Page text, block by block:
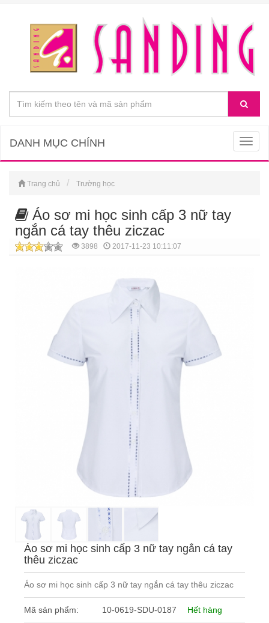
DANH MỤC CHÍNH
Trang chủ Trường học
Áo sơ mi học sinh cấp 3 nữ tay
ngắn cá tay thêu ziczac
3898 2017-11-23 10:11:07
Áo sơ mi học sinh cấp 3 nữ tay ngắn cá tay
thêu ziczac
Áo sơ mi học sinh cấp 3 nữ tay ngắn cá tay thêu ziczac
Mã sản phẩm: 10-0619-SDU-0187 Hết hàng